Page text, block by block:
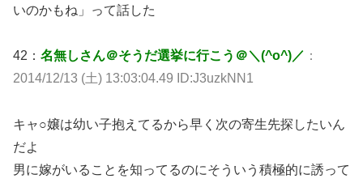
いのかもね」って話した
42： 名無しさん＠そうだ選挙に行こう＠＼(^o^)／ ：
2014/12/13 (土) 13:03:04.49 ID:J3uzkNN1
キャ○嬢は幼い子抱えてるから早く次の寄生先探したいん
だよ
男に嫁がいることを知ってるのにそういう積極的に誘って